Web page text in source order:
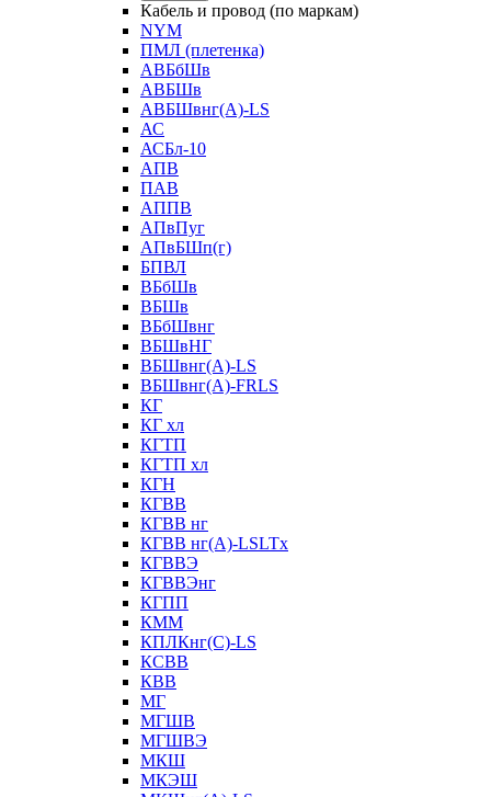
Кабель и провод (по маркам)
NYM
ПМЛ (плетенка)
АВБбШв
АВБШв
АВБШвнг(А)-LS
АС
АСБл-10
АПВ
ПАВ
АППВ
АПвПуг
АПвБШп(г)
БПВЛ
ВБбШв
ВБШв
ВБбШвнг
ВБШвНГ
ВБШвнг(А)-LS
ВБШвнг(А)-FRLS
КГ
КГ хл
КГТП
КГТП хл
КГН
КГВВ
КГВВ нг
КГВВ нг(А)-LSLTx
КГВВЭ
КГВВЭнг
КГПП
КММ
КПЛКнг(C)-LS
КСВВ
КВВ
МГ
МГШВ
МГШВЭ
МКШ
МКЭШ